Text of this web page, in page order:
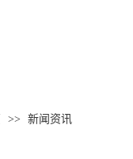
>> 新闻资讯